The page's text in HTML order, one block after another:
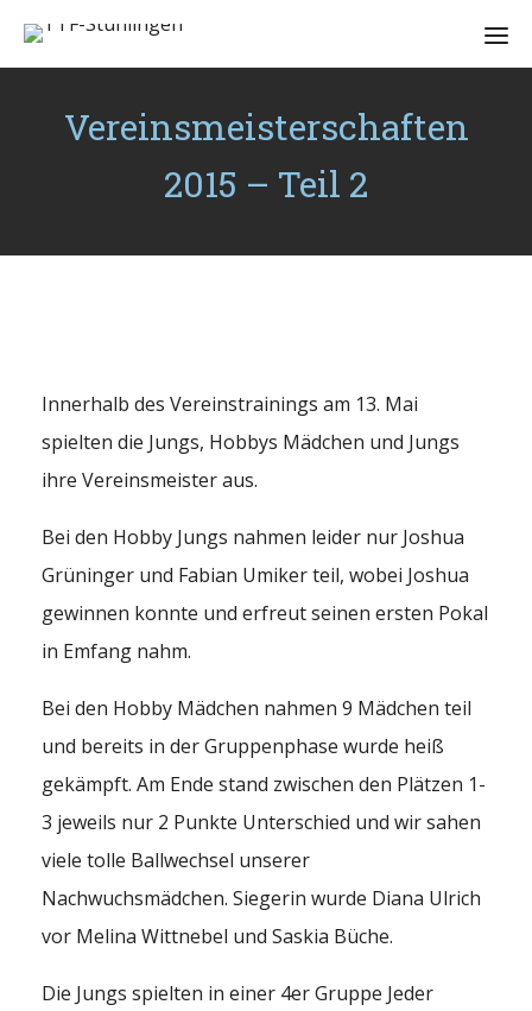
Vereinsmeisterschaften
2015 – Teil 2
Innerhalb des Vereinstrainings am 13. Mai
spielten die Jungs, Hobbys Mädchen und Jungs
ihre Vereinsmeister aus.
Bei den Hobby Jungs nahmen leider nur Joshua
Grüninger und Fabian Umiker teil, wobei Joshua
gewinnen konnte und erfreut seinen ersten Pokal
in Emfang nahm.
Bei den Hobby Mädchen nahmen 9 Mädchen teil
und bereits in der Gruppenphase wurde heiß
gekämpft. Am Ende stand zwischen den Plätzen 1-
3 jeweils nur 2 Punkte Unterschied und wir sahen
viele tolle Ballwechsel unserer
Nachwuchsmädchen. Siegerin wurde Diana Ulrich
vor Melina Wittnebel und Saskia Büche.
Die Jungs spielten in einer 4er Gruppe Jeder